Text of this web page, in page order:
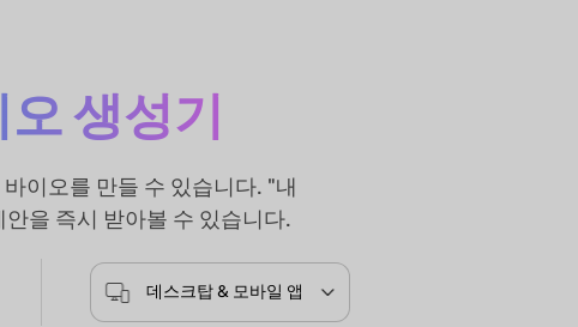
생성기
이오를 만들 수 있습니다. "내
을 즉시 받아볼 수 있습니다.
데스크탑 & 모바일 앱